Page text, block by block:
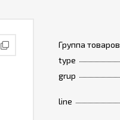
Группа товаров
type
grup
line